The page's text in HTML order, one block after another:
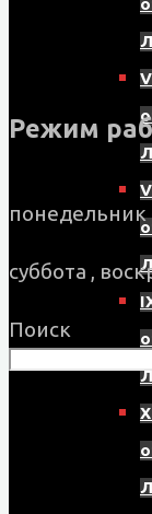
Режим
понедельник
суббота ,
Поиск